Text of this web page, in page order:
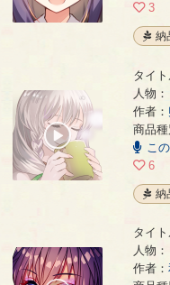
3
納
入職会話 - 卯佐乃
タイ
人物：
作者：
商品
こ
6
納
清楚なアタシをヨ
タイ
人物：
作者：